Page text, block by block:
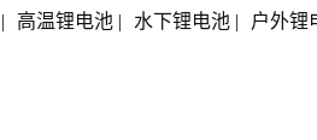
| 高温锂电池 | 水下锂电池 | 户外锂